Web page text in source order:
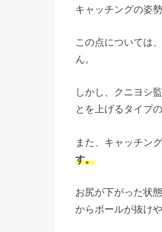
キャッチングの姿勢
この点については
ん。
しかし、クニヨシ
とを上げるタイプ
また、キャッチン
す。
お尻が下がった状
からボールが抜け